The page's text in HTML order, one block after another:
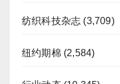
纺织科技杂志 (3,709)
纽约期棉 (2,584)